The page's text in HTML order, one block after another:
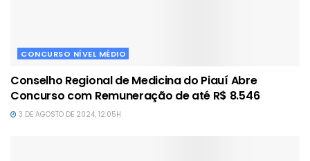
CONCURSO NÍVEL MÉDIO
Conselho Regional de Medicina do Piauí Abre
Concurso com Remuneração de até R$ 8.546
3 DE AGOSTO DE 2024, 12:05H